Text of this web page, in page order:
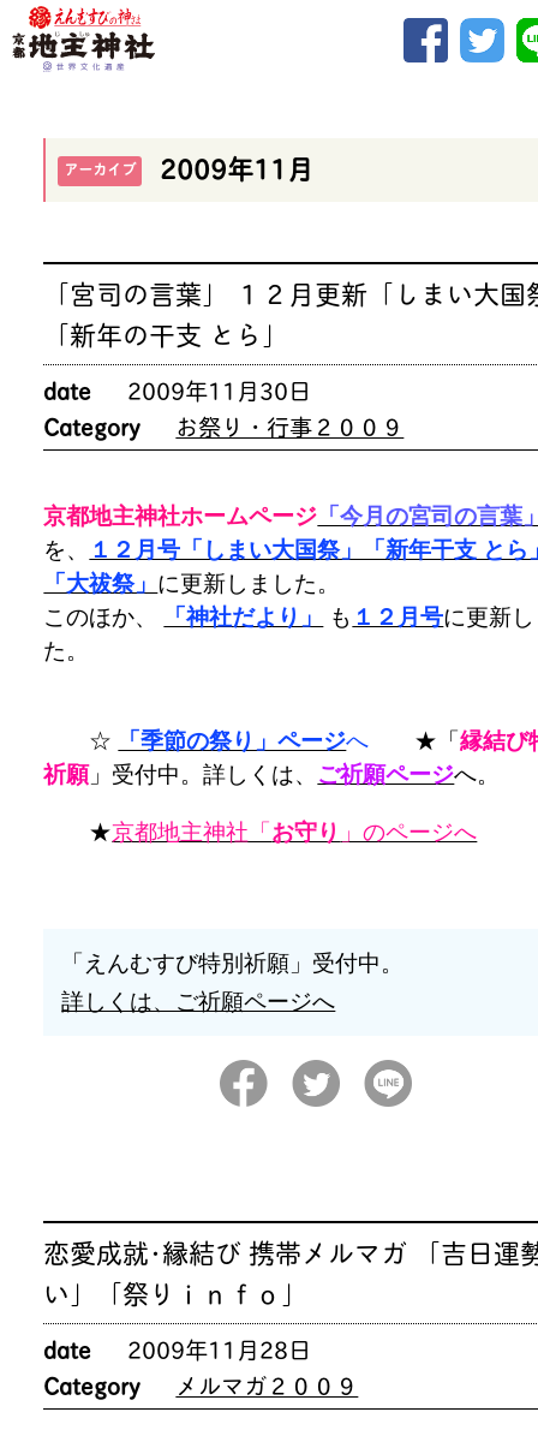
アーカイブ 2009年11月
「宮司の言葉」 １２月更新「しまい大国
「新年の干支 とら」
date
2009年11月30日
Category
お祭り・行事２００９
京都地主神社ホームページ 「今月の宮司の言葉
を、
１２月号「しまい大国祭」「新年干支 とら
「大祓祭」 に更新しました。
このほか、
「神社だより」 も １２月号に更新
た。
☆ 「季節の祭り」ページへ ★「縁結び
祈願」受付中。詳しくは、 ご祈願ページへ。
★京都地主神社「お守り 」のページへ
「えんむすび特別祈願」受付中。
詳しくは、ご祈願ページへ
恋愛成就･縁結び 携帯メルマガ 「吉日運
い」「祭りｉｎｆｏ」
date
2009年11月28日
Category
メルマガ２００９